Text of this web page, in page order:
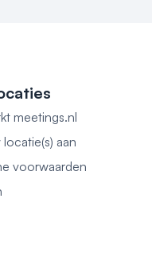
meetings.nl
aan
voorwaarden